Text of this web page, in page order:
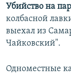
Убийство на
колбасной
выехал из
Чайковский".
Одноместные